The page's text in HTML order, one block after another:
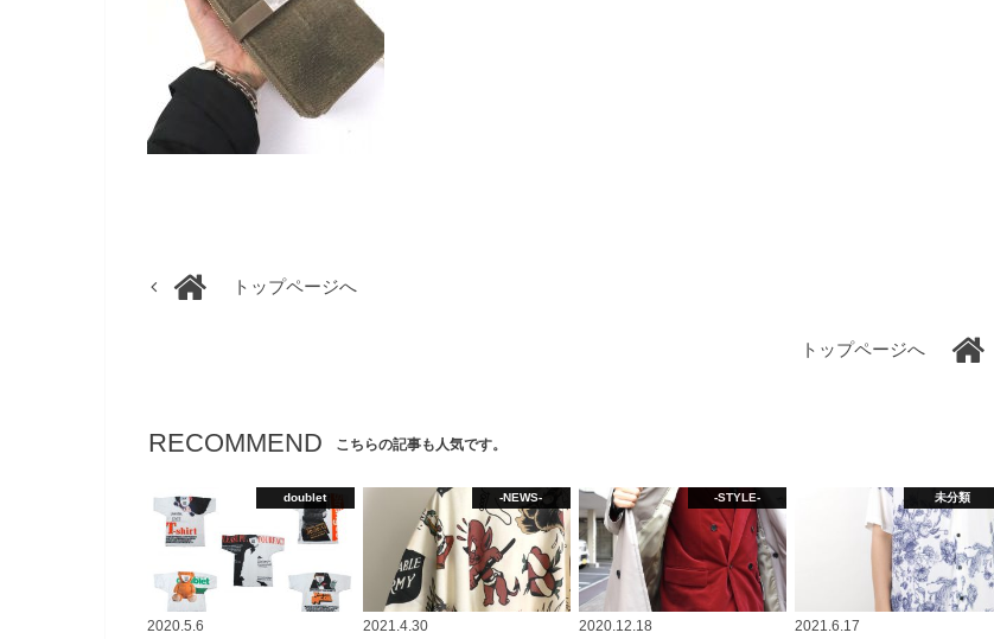
トップページへ
トップページへ
RECOMMEND こちらの記事も人気です。
doublet
2020.5.6
-NEWS-
2021.4.30
-STYLE-
2020.12.18
未分類
2021.6.17